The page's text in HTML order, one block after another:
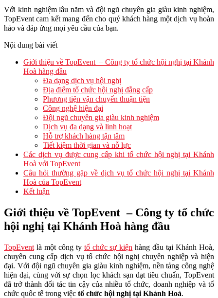
Với kinh nghiệm lâu năm và đội ngũ chuyên gia giàu kinh nghiệm,
TopEvent cam kết mang đến cho quý khách hàng một dịch vụ hoàn
hảo và đáp ứng mọi yêu cầu của bạn.
Nội dung bài viết
Giới thiệu về TopEvent – Công ty tổ chức hội nghị tại Khánh
Hoà hàng đầu
Đa dạng dịch vụ hội nghị
Địa điểm tổ chức hội nghị đẳng cấp
Phương tiện vận chuyển thuận tiện
Công nghệ hiện đại
Đội ngũ chuyên gia giàu kinh nghiệm
Dịch vụ đa dạng và linh hoạt
Hỗ trợ khách hàng tận tâm
Tiết kiệm thời gian và nỗ lực
Các dịch vụ được cung cấp khi tổ chức hội nghị tại Khánh
Hoà với TopEvent
Câu hỏi thường gặp về dịch vụ tổ chức hội nghị tại Khánh
Hoà của TopEvent
Kết luận
Giới thiệu về TopEvent – Công ty tổ chức
hội nghị tại Khánh Hoà hàng đầu
TopEvent là một công ty tổ chức sự kiện hàng đầu tại Khánh Hoà,
chuyên cung cấp dịch vụ tổ chức hội nghị chuyên nghiệp và hiện
đại. Với đội ngũ chuyên gia giàu kinh nghiệm, nền tảng công nghệ
hiện đại, cùng với sự chọn lọc khách sạn đạt tiêu chuẩn, TopEvent
đã trở thành đối tác tin cậy của nhiều tổ chức, doanh nghiệp và tổ
chức quốc tế trong việc tổ chức hội nghị tại Khánh Hoà.